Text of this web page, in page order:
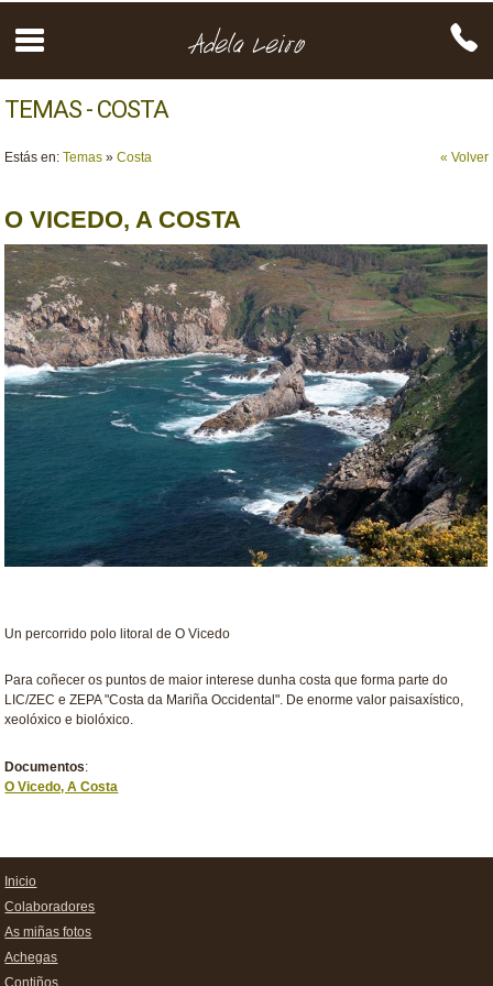
TEMAS - COSTA
« Volver
Estás en:Temas »Costa
O VICEDO, A COSTA
Un percorrido polo litoral de O Vicedo
Para coñecer os puntos de maior interese dunha costa que forma parte do
LIC/ZEC e ZEPA "Costa da Mariña Occidental". De enorme valor paisaxístico,
xeolóxico e biolóxico.
Documentos:
O Vicedo, A Costa
Inicio
Colaboradores
As miñas fotos
Achegas
Contiños